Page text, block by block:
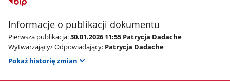
Informacje o publikacji dokumentu
Pierwsza publikacja:30.01.2026 11:55 Patrycja Dadache
Wytwarzający/ Odpowiadający: Patrycja Dadache
Pokaż historię zmian